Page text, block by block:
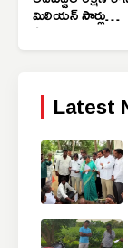
మిలియన్ సార్లు
పోరాడుతాం
Latest